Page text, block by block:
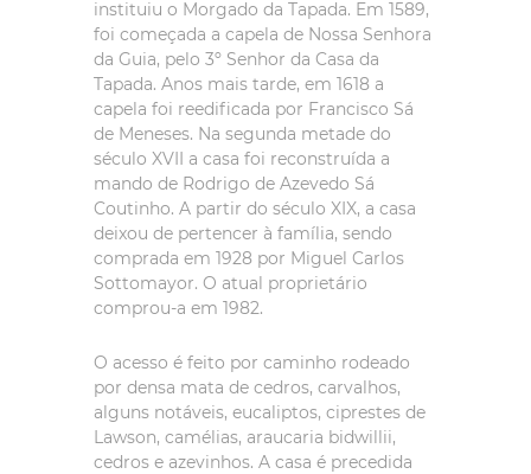
instituiu o Morgado da Tapada. Em 1589,
foi começada a capela de Nossa Senhora
da Guia, pelo 3º Senhor da Casa da
Tapada. Anos mais tarde, em 1618 a
capela foi reedificada por Francisco Sá
de Meneses. Na segunda metade do
século XVII a casa foi reconstruída a
mando de Rodrigo de Azevedo Sá
Coutinho. A partir do século XIX, a casa
deixou de pertencer à família, sendo
comprada em 1928 por Miguel Carlos
Sottomayor. O atual proprietário
comprou-a em 1982.
O acesso é feito por caminho rodeado
por densa mata de cedros, carvalhos,
alguns notáveis, eucaliptos, ciprestes de
Lawson, camélias, araucaria bidwillii,
cedros e azevinhos. A casa é precedida